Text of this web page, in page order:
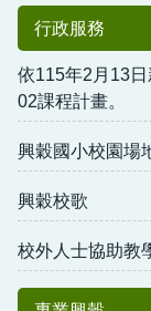
行政服務
依115年2月13
02課程計畫。
興穀國小校園場
興穀校歌
校外人士協助教